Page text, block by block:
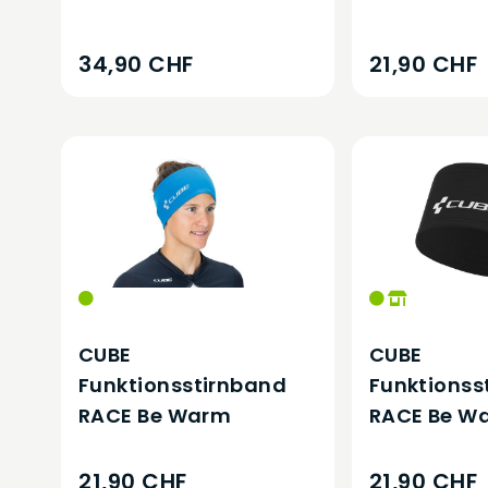
34,90 CHF 21,90 CHF
CUBE
Funktionsstirnband
RACE Be Warm
21,90 CHF
CUBE
RACE Be
21,90 CHF